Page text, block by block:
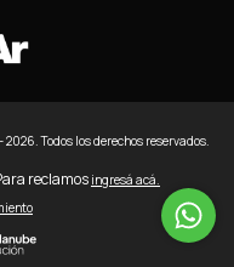
Todos los derechos reservados.
reclamos ingresá acá.